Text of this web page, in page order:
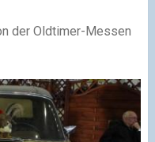
der Oldtimer-Messen